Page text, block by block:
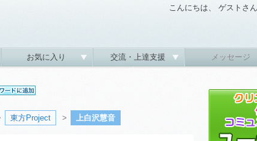
こんにちは、 ゲストさん
お気に入り 交流・上達支援 メッセージ
東方Project > 上白沢慧音